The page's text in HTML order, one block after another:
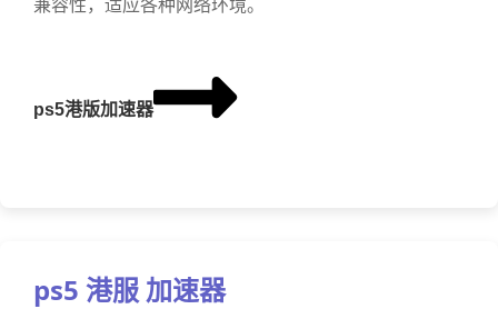
ps5港版加速器
ps5 港服 加速器